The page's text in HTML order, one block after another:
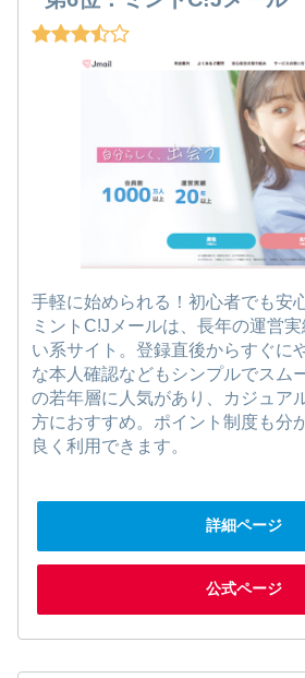
手軽に始められる！初心者でも安
ミントC!Jメールは、長年の運営
い系サイト。登録直後からすぐに
な本人確認などもシンプルでスム
の若年層に人気があり、カジュア
方におすすめ。ポイント制度も分
良く利用できます。
詳細ページ
公式ページ